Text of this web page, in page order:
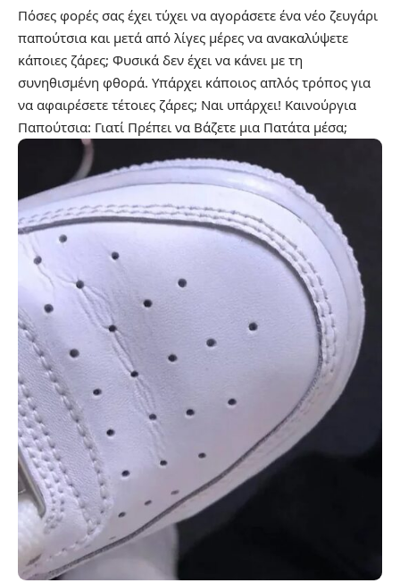
Πόσες φορές σας έχει τύχει να αγοράσετε ένα νέο ζευγάρι
παπούτσια και μετά από λίγες μέρες να ανακαλύψετε
κάποιες ζάρες; Φυσικά δεν έχει να κάνει με τη
συνηθισμένη φθορά. Υπάρχει κάποιος απλός τρόπος για
να αφαιρέσετε τέτοιες ζάρες; Ναι υπάρχει! Καινούργια
Παπούτσια: Γιατί Πρέπει να Βάζετε μια Πατάτα μέσα;